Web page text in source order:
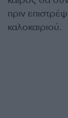
πριν
καλοκαιριού.